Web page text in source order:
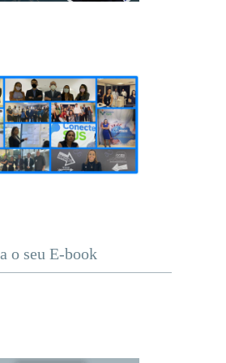
o seu E-book